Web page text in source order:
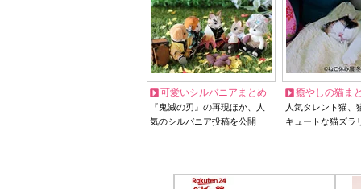
可愛いシルバニアまとめ
『鬼滅の刃』の再現ほか、人
気のシルバニア投稿を公開
癒やしの猫ま
人気タレント猫
キュートな猫ズラ